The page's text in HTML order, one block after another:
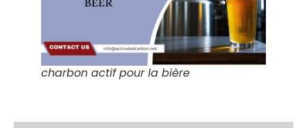
charbon actif pour la bière